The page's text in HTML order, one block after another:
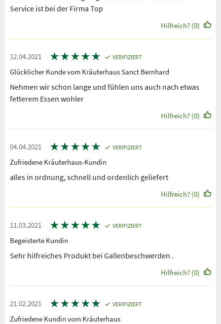
Service ist bei der Firma Top
Hilfreich? (0)
12.04.2021 ★★★★★ VERIFIZIERT
Glücklicher Kunde vom Kräuterhaus Sanct Bernhard
Nehmen wir schon lange und fühlen uns auch nach etwas
fetterem Essen wohler
Hilfreich? (0)
04.04.2021 ★★★★★ VERIFIZIERT
Zufriedene Kräuterhaus-Kundin
alles in ordnung, schnell und ordenlich geliefert
Hilfreich? (0)
11.03.2021 ★★★★★ VERIFIZIERT
Begeisterte Kundin
Sehr hilfreiches Produkt bei Gallenbeschwerden .
Hilfreich? (0)
21.02.2021 ★★★★★ VERIFIZIERT
Zufriedene Kundin vom Kräuterhaus